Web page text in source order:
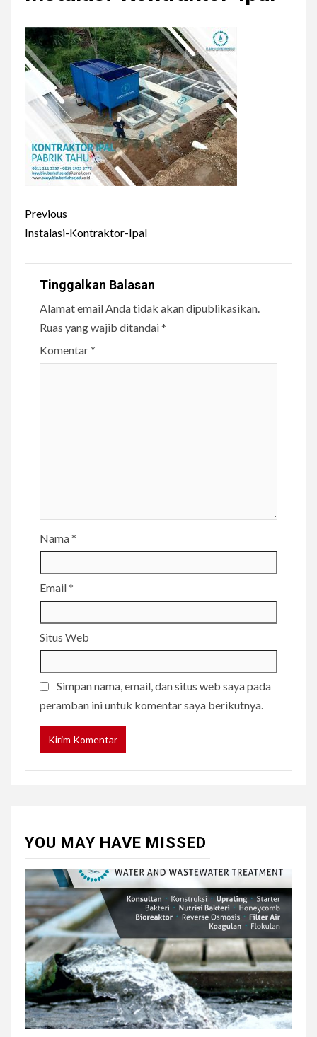
y
M
e
n
C
o
n
Previous
Instalasi-Kontraktor-Ipal
Tinggalkan Balasan
Alamat email Anda tidak akan dipublikasikan.
Ruas yang wajib ditandai*
Komentar*
Nama*
Email*
Situs Web
Simpan nama, email, dan situs web saya pada
peramban ini untuk komentar saya berikutnya.
YOU MAY HAVE MISSED